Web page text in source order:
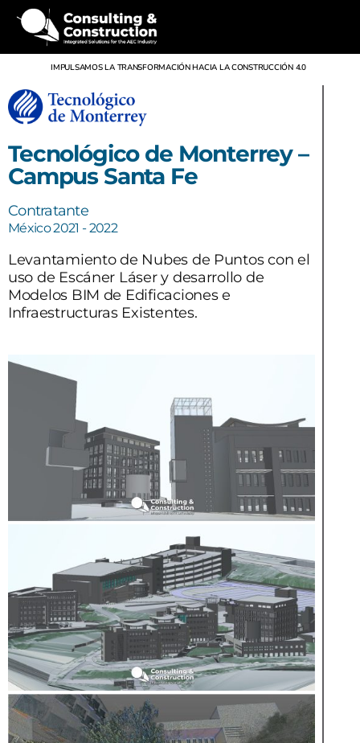
IMPULSAMOS LA TRANSFORMACIÓN HACIA LA CONSTRUCCIÓN 4.0
Tecnológico de Monterrey –
Campus Santa Fe
Contratante
México 2021 - 2022
Levantamiento de Nubes de Puntos con el
uso de Escáner Láser y desarrollo de
Modelos BIM de Edificaciones e
Infraestructuras Existentes.